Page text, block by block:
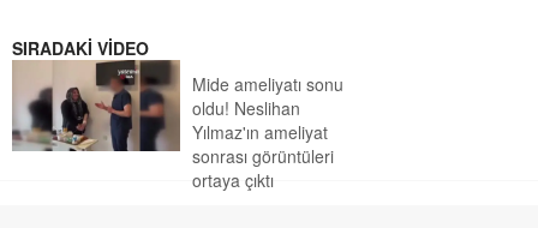
SIRADAKİ VİDEO
Mide ameliyatı sonu
oldu! Neslihan
Yılmaz'ın ameliyat
sonrası görüntüleri
ortaya çıktı